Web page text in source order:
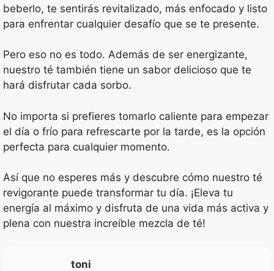
beberlo, te sentirás revitalizado, más enfocado y listo
para enfrentar cualquier desafío que se te presente.
Pero eso no es todo. Además de ser energizante,
nuestro té también tiene un sabor delicioso que te
hará disfrutar cada sorbo.
No importa si prefieres tomarlo caliente para empezar
el día o frío para refrescarte por la tarde, es la opción
perfecta para cualquier momento.
Así que no esperes más y descubre cómo nuestro té
revigorante puede transformar tu día. ¡Eleva tu
energía al máximo y disfruta de una vida más activa y
plena con nuestra increíble mezcla de té!
toni